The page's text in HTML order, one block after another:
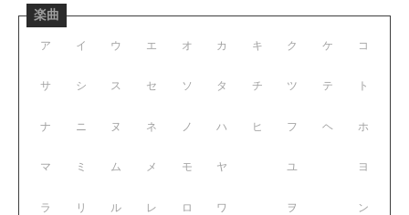
楽曲
ア イ ウ エ オ
サ シ ス セ ソ
ナ ニ ヌ ネ ノ
マ ミ ム メ モ
ラ リ ル レ ロ
カ キ ク ケ コ
タ チ ツ テ ト
ハ ヒ フ ヘ ホ
ヤ ユ ヨ
ワ ヲ ン